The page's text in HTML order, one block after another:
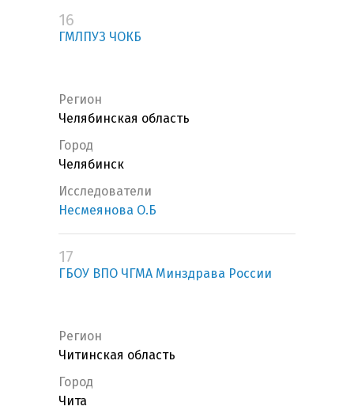
16
ГМЛПУЗ ЧОКБ
Регион
Челябинская область
Город
Челябинск
Исследователи
Несмеянова О.Б
17
ГБОУ ВПО ЧГМА Минздрава России
Регион
Читинская область
Город
Чита